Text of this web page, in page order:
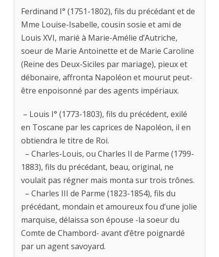
Ferdinand I° (1751-1802), fils du précédant et de
Mme Louise-Isabelle, cousin sosie et ami de
Louis XVI, marié à Marie-Amélie d’Autriche,
soeur de Marie Antoinette et de Marie Caroline
(Reine des Deux-Siciles par mariage), pieux et
débonaire, affronta Napoléon et mourut peut-
être enpoisonné par des agents impériaux.
– Louis I° (1773-1803), fils du précédent, exilé
en Toscane par les caprices de Napoléon, il en
obtiendra le titre de Roi.
– Charles-Louis, ou Charles II de Parme (1799-
1883), fils du précédant, beau, original, ne
voulait pas régner mais monta sur trois trônes.
– Charles III de Parme (1823-1854), fils du
précédant, mondain et amoureux fou d’une jolie
marquise, délaissa son épouse -la soeur du
Comte de Chambord- avant d’être poignardé
par un agent savoyard.